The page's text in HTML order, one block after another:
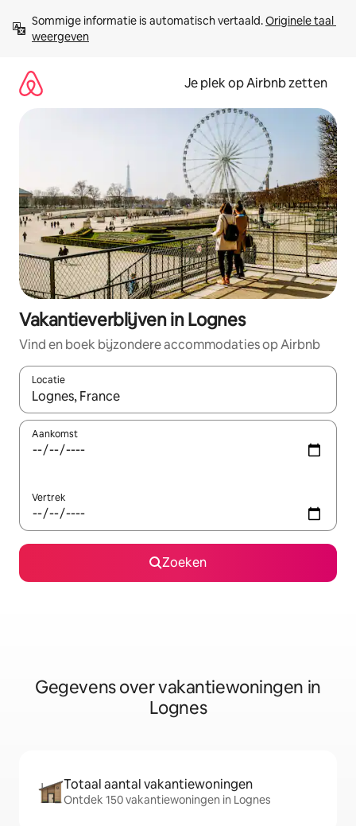
direct
naar
Sommige informatie is automatisch vertaald. Originele taal
weergeven
Je plek op Airbnb zetten
Vakantieverblijven in Lognes
Vind en boek bijzondere accommodaties op Airbnb
Locatie
Wanneer er resultaten beschikbaar zijn, maak je een keuze
Aankomst
Vertrek
Zoeken
Gegevens over vakantiewoningen in
Lognes
Totaal aantal vakantiewoningen
Ontdek 150 vakantiewoningen in Lognes